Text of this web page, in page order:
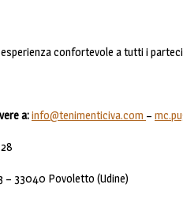
confortevole a tutti i
a:info@tenimenticiva.com –
– 33040 Povoletto (Udine)